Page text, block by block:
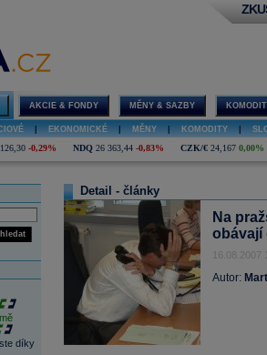
AKCIE & FONDY MĚNY & SAZBY
EKONOMICKÉ MĚNY KOMODITY
-0,29% NDQ 26 363,44 -0,83% CZK/€ 24,167 0,00%
hledat
díky
Detail - články
Na
obávají
16.08.2007
Autor: